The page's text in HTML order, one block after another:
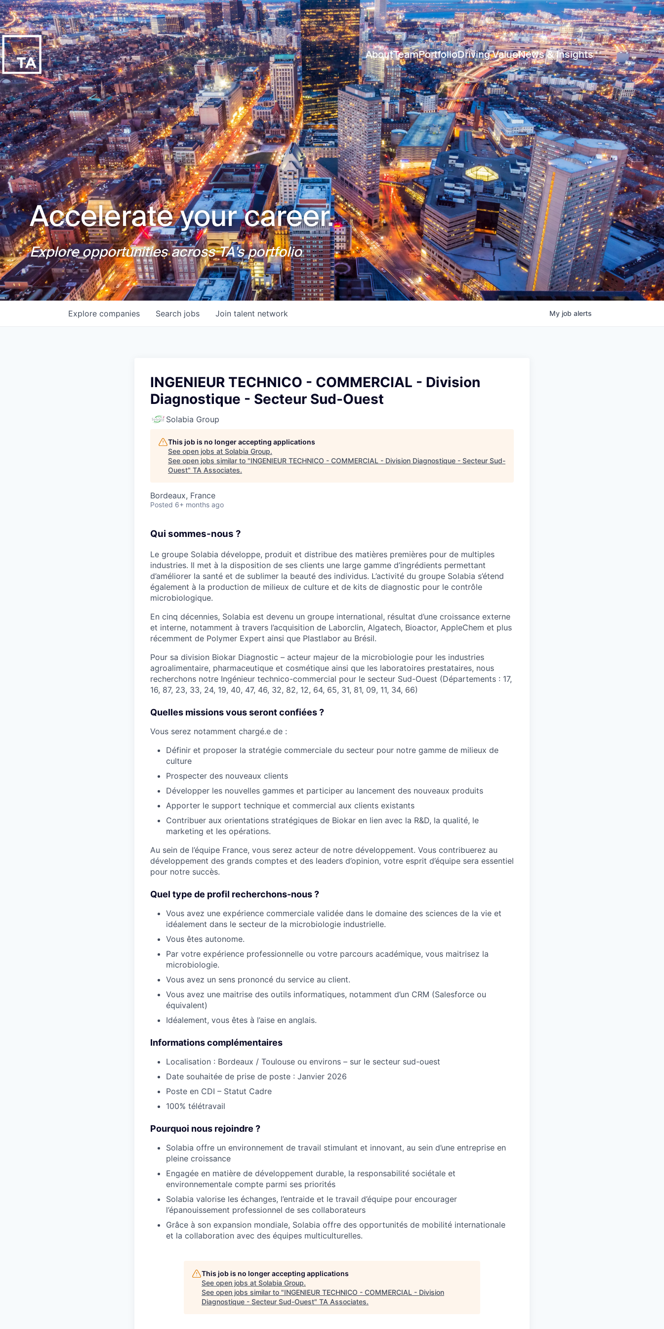
AboutTeamPortfolioDriving ValueNews & Insights
Accelerate your career.
Explore opportunities across TA's portfolio
Search jobs
Explore companies Join talent network My job alerts
INGENIEUR TECHNICO - COMMERCIAL - Division
Diagnostique - Secteur Sud-Ouest
Solabia Group
This job is no longer accepting applications
See open jobs at Solabia Group.
See open jobs similar to "INGENIEUR TECHNICO - COMMERCIAL - Division Diagnostique - Secteur Sud-
Ouest" TA Associates.
Bordeaux, France
Posted 6+ months ago
Qui sommes-nous ?
Le groupe Solabia développe, produit et distribue des matières premières pour de multiples
industries. Il met à la disposition de ses clients une large gamme d’ingrédients permettant
d’améliorer la santé et de sublimer la beauté des individus. L’activité du groupe Solabia s’étend
également à la production de milieux de culture et de kits de diagnostic pour le contrôle
microbiologique.
En cinq décennies, Solabia est devenu un groupe international, résultat d’une croissance externe
et interne, notamment à travers l’acquisition de Laborclin, Algatech, Bioactor, AppleChem et plus
récemment de Polymer Expert ainsi que Plastlabor au Brésil.
Pour sa division Biokar Diagnostic – acteur majeur de la microbiologie pour les industries
agroalimentaire, pharmaceutique et cosmétique ainsi que les laboratoires prestataires, nous
recherchons notre Ingénieur technico-commercial pour le secteur Sud-Ouest (Départements : 17,
16, 87, 23, 33, 24, 19, 40, 47, 46, 32, 82, 12, 64, 65, 31, 81, 09, 11, 34, 66)
Quelles missions vous seront confiées ?
Vous serez notamment chargé.e de :
Définir et proposer la stratégie commerciale du secteur pour notre gamme de milieux de
culture
Prospecter des nouveaux clients
Développer les nouvelles gammes et participer au lancement des nouveaux produits
Apporter le support technique et commercial aux clients existants
Contribuer aux orientations stratégiques de Biokar en lien avec la R&D, la qualité, le
marketing et les opérations.
Au sein de l’équipe France, vous serez acteur de notre développement. Vous contribuerez au
développement des grands comptes et des leaders d’opinion, votre esprit d’équipe sera essentiel
pour notre succès.
Quel type de profil recherchons-nous ?
Vous avez une expérience commerciale validée dans le domaine des sciences de la vie et
idéalement dans le secteur de la microbiologie industrielle.
Vous êtes autonome.
Par votre expérience professionnelle ou votre parcours académique, vous maitrisez la
microbiologie.
Vous avez un sens prononcé du service au client.
Vous avez une maitrise des outils informatiques, notamment d’un CRM (Salesforce ou
équivalent)
Idéalement, vous êtes à l’aise en anglais.
Informations complémentaires
Localisation : Bordeaux / Toulouse ou environs – sur le secteur sud-ouest
Date souhaitée de prise de poste : Janvier 2026
Poste en CDI – Statut Cadre
100% télétravail
Pourquoi nous rejoindre ?
Solabia offre un environnement de travail stimulant et innovant, au sein d’une entreprise en
pleine croissance
Engagée en matière de développement durable, la responsabilité sociétale et
environnementale compte parmi ses priorités
Solabia valorise les échanges, l’entraide et le travail d’équipe pour encourager
l’épanouissement professionnel de ses collaborateurs
Grâce à son expansion mondiale, Solabia offre des opportunités de mobilité internationale
et la collaboration avec des équipes multiculturelles.
This job is no longer accepting applications
See open jobs at Solabia Group.
See open jobs similar to "INGENIEUR TECHNICO - COMMERCIAL - Division
Diagnostique - Secteur Sud-Ouest" TA Associates.